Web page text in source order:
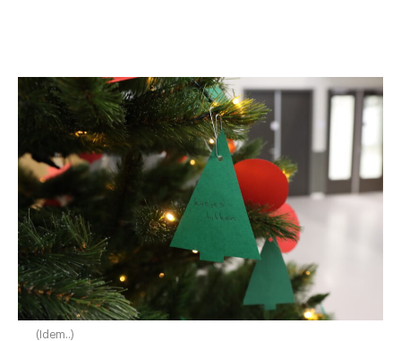
(Idem..)